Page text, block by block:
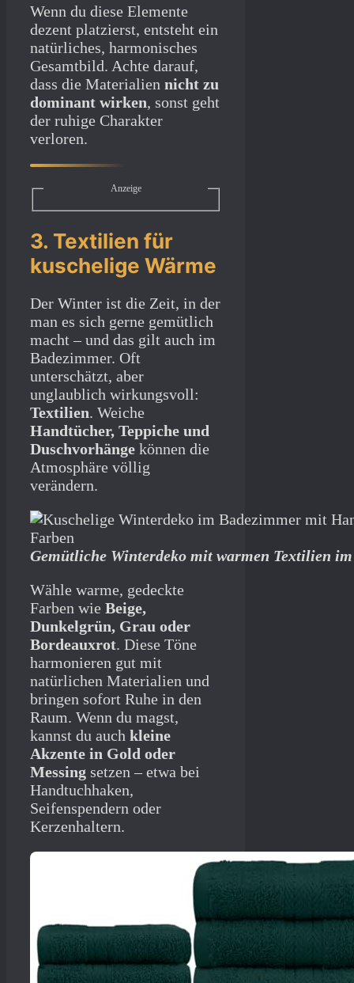
Wenn du diese Elemente
dezent platzierst, entsteht ein
natürliches, harmonisches
Gesamtbild. Achte darauf,
dass die Materialien nicht zu
dominant wirken, sonst geht
der ruhige Charakter
verloren.
Anzeige
3. Textilien für
kuschelige Wärme
Der Winter ist die Zeit, in der
man es sich gerne gemütlich
macht – und das gilt auch im
Badezimmer. Oft
unterschätzt, aber
unglaublich wirkungsvoll:
Textilien. Weiche
Handtücher, Teppiche und
Duschvorhänge können die
Atmosphäre völlig
verändern.
Gemütliche Winterdeko mit warmen Textilien
Wähle warme, gedeckte
Farben wie Beige,
Dunkelgrün, Grau oder
Bordeauxrot. Diese Töne
harmonieren gut mit
natürlichen Materialien und
bringen sofort Ruhe in den
Raum. Wenn du magst,
kannst du auch kleine
Akzente in Gold oder
Messing setzen – etwa bei
Handtuchhaken,
Seifenspendern oder
Kerzenhaltern.